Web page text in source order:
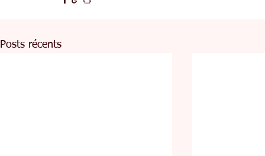
Posts récents